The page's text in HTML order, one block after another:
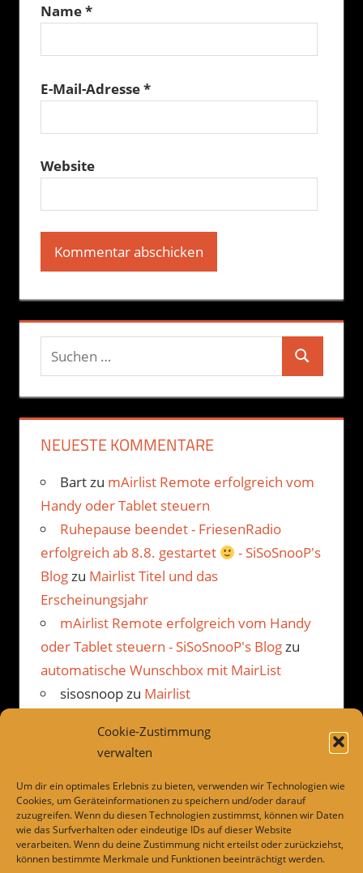
Cookie-Zustimmung
verwalten
Um dir ein optimales Erlebnis zu bieten, verwenden wir Technologien wie
Cookies, um Geräteinformationen zu speichern und/oder darauf
zuzugreifen. Wenn du diesen Technologien zustimmst, können wir Daten
wie das Surfverhalten oder eindeutige IDs auf dieser Website
verarbeiten. Wenn du deine Zustimmung nicht erteilst oder zurückziehst,
können bestimmte Merkmale und Funktionen beeinträchtigt werden.
Name*
E-Mail-Adresse*
Website
Suchen
nach:
Suchen
NEUESTE KOMMENTARE
Bartzu mAirlist Remote erfolgreich vom
Handy oder Tablet steuern
Ruhepause beendet - FriesenRadio
erfolgreich ab 8.8. gestartet
- SiSoSnooP's
Blogzu Mairlist Titel und das
Erscheinungsjahr
mAirlist Remote erfolgreich vom Handy
oder Tablet steuern - SiSoSnooP's Blogzu
automatische Wunschbox mit MairList
sisosnoopzu Mairlist
Mairlist Kommentarbetrachter
LINKS